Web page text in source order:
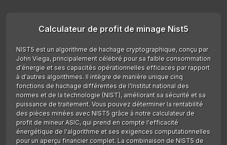
Calculateur de profit de minage Nist5
NIST5 est un algorithme de hachage cryptographique, conçu par
John Viega, principalement célébré pour sa faible consommation
d'énergie et ses capacités opérationnelles efficaces par rapport
à d'autres algorithmes. Il intègre de manière unique cinq
fonctions de hachage différentes de l'Institut national des
normes et de la technologie (NIST), améliorant sa sécurité et sa
puissance de traitement. Vous pouvez déterminer la rentabilité
des pièces minées avec NIST5 grâce à notre calculateur de
profit de mineur ASIC, qui prend en compte l'efficacité
énergétique de l'algorithme et ses exigences computationnelles
pour un aperçu financier complet. La combinaison de NIST5 de